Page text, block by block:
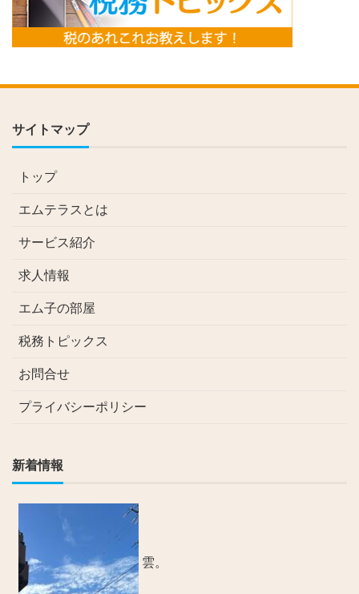
サイトマップ
トップ
エムテラスとは
サービス紹介
求人情報
エム子の部屋
税務トピックス
お問合せ
プライバシーポリシー
新着情報
雲。